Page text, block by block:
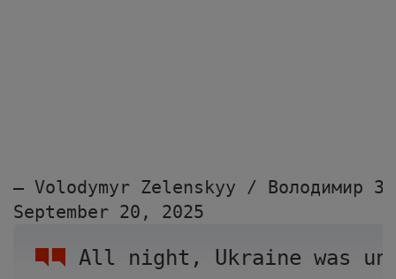
All night, Ukraine was
— Volodymyr Zelenskyy / Володимир
September 20, 2025